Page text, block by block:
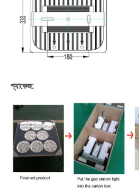
প্যাকেজ: